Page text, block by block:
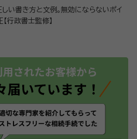
い書き方と文例。無効にならないポイ
行政書士監修】